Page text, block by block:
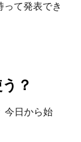
って発表でき
？
今日から始